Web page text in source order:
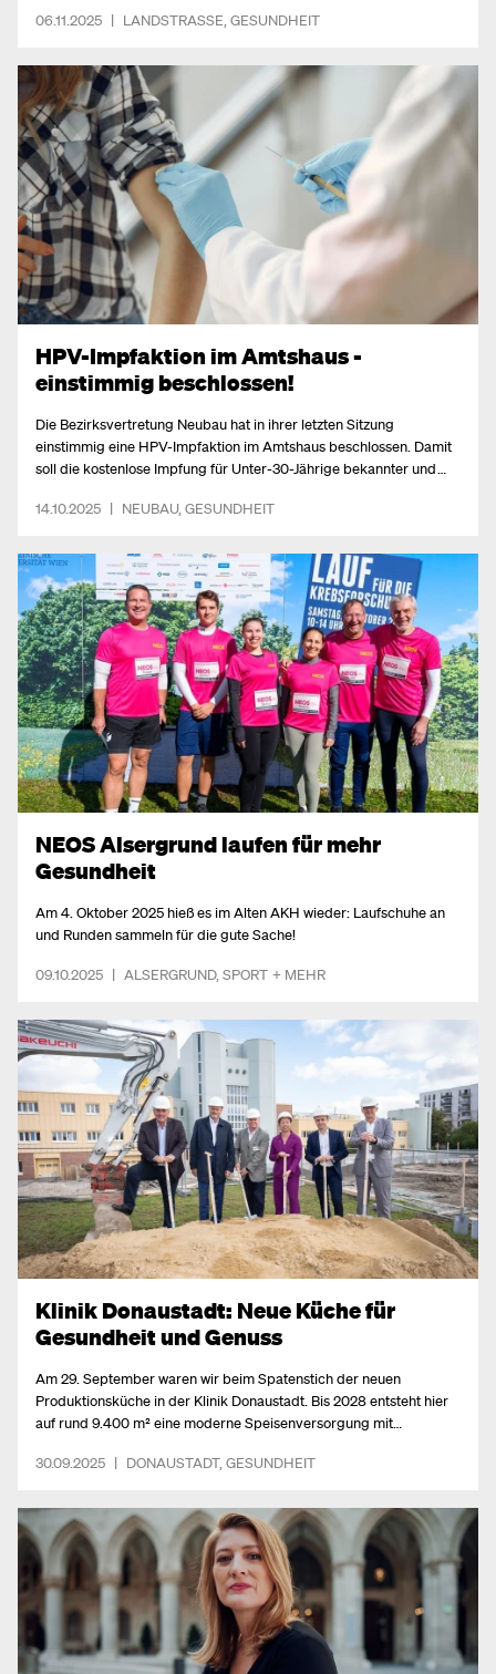
06.11.2025 | LANDSTRASSE GESUNDHEIT
HPV-Impfaktion im Amtshaus -
einstimmig beschlossen!
Die Bezirksvertretung Neubau hat in ihrer letzten Sitzung
einstimmig eine HPV-Impfaktion im Amtshaus beschlossen. Damit
soll die kostenlose Impfung für Unter-30-Jährige bekannter und
14.10.2025 | NEUBAU, GESUNDHEIT
NEOS Alsergrund laufen für mehr
Gesundheit
Am 4. Oktober 2025 hieß es im Alten AKH wieder: Laufschuhe an
und Runden sammeln für die gute Sache!
09.10.2025 | ALSERGRUND, SPORT + MEHR
Klinik Donaustadt: Neue Küche für
Gesundheit und Genuss
Am 29. September waren wir beim Spatenstich der neuen
Produktionsküche in der Klinik Donaustadt. Bis 2028 entsteht hier
auf rund 9.400 m² eine moderne Speisenversorgung mit
300 Sitzplätzen sowie Büroräumlichkeiten. Künftig werden hier
Mitarbeiter:innen gekocht – ein Meilenstein für die
Gesundheitsversorgung im 22. Bezirk und ganz Wien.
30.09.2025 | DONAUSTADT, GESUNDHEIT